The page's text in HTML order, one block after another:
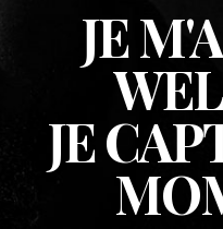
JE
JE